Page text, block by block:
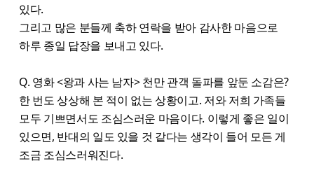
있다.
그리고 많은 분들께 축하 연락을 받아 감사한 마음으로
하루 종일 답장을 보내고 있다.
Q. 영화 <왕과 사는 남자> 천만 관객 돌파를 앞둔 소감은?
한 번도 상상해 본 적이 없는 상황이고. 저와 저희 가족들
모두 기쁘면서도 조심스러운 마음이다. 이렇게 좋은 일이
있으면, 반대의 일도 있을 것 같다는 생각이 들어 모든 게
조금 조심스러워진다.